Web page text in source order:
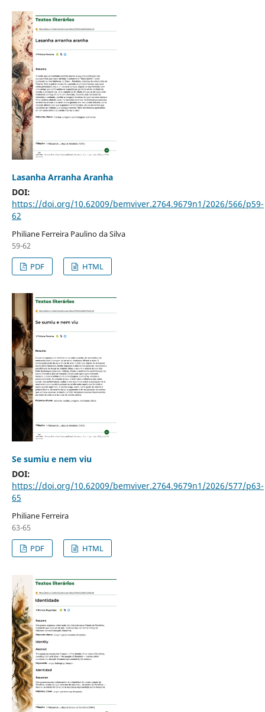
Lasanha Arranha Aranha
DOI:
https://doi.org/10.62009/bemviver.2764.9679n1/2026/566/p59-
62
Philiane Ferreira Paulino da Silva
59-62
PDF
HTML
Se sumiu e nem viu
DOI:
https://doi.org/10.62009/bemviver.2764.9679n1/2026/577/p63-
65
Philiane Ferreira
63-65
PDF
HTML